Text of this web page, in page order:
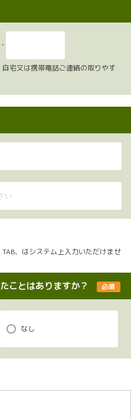
-
宅又は携帯電話ご連絡の取りやす
、はシステム上入力いただけませ
ことはありますか？ 必須
なし